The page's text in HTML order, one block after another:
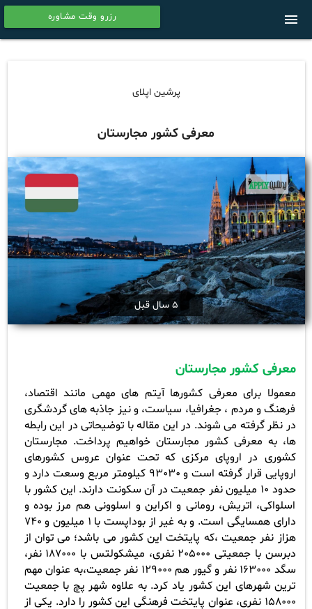
رزرو وقت مشاوره menu
پرشین اپلای
معرفی کشور مجارستان
5 سال قبل
معرفی کشور مجارستان
معمولا برای معرفی کشورها آیتم های مهمی مانند اقتصاد،
فرهنگ و مردم ، جغرافیا، سیاست، و نیز جاذبه های گردشگری
در نظر گرفته می شوند. در این مقاله با توضیحاتی در این رابطه
ها، به معرفی کشور مجارستان خواهیم پرداخت. مجارستان
کشوری در اروپای مرکزی که تحت عنوان عروس کشورهای
اروپایی قرار گرفته است و 93030 کیلومتر مربع وسعت دارد و
حدود 10 میلیون نفر جمعیت در آن سکونت دارند. این کشور با
اسلواکی، اتریش، رومانی و اکراین و اسلوونی هم مرز بوده و
دارای همسایگی است.
و به غیر از بوداپست با 1 میلیون و 740
هزاز نفر جمعیت ،که پایتخت این کشور می باشد؛ می توان از
دبرسن با جمعیتی 205000 نفری، میشکولتس با 187000 نفر،
سگد 163000 نفر و گیور هم 129000 نفر جمعیت،به عنوان مهم
ترین شهرهای این کشور یاد کرد. به علاوه شهر پچ با جمعیت
158000 نفری، عنوان پایتخت فرهنگی این کشور را دارد. یکی از